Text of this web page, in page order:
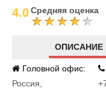
4.0Средняя оценка
ОПИСАНИЕ
Головной офис:
Россия